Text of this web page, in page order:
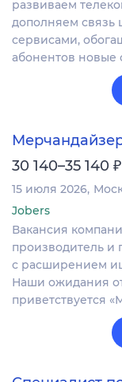
развиваем
дополняем
сервисами,
абонентов
30 140–35 140 ₽
15 июля 2026
Jobers
Вакансия
производитель и
с расширением
Наши ожидания
приветствуется